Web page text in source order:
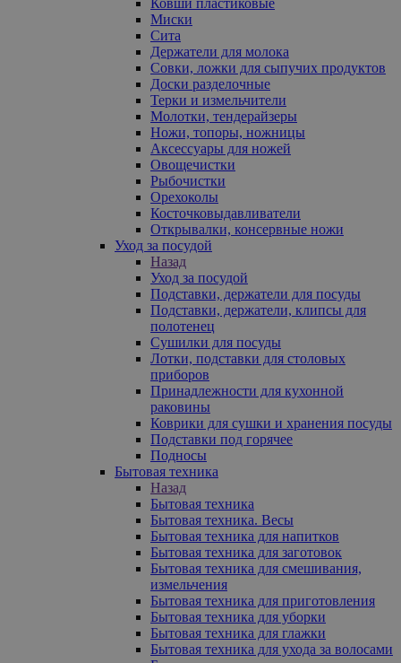
Миски
Сита
Держатели для молока
Совки, ложки для сыпучих продуктов
Доски разделочные
Терки и измельчители
Молотки, тендерайзеры
Ножи, топоры, ножницы
Аксессуары для ножей
Овощечистки
Рыбочистки
Орехоколы
Косточковыдавливатели
Открывалки, консервные ножи
Уход за посудой
Назад
Уход за посудой
Подставки, держатели для посуды
Подставки, держатели, клипсы для
полотенец
Сушилки для посуды
Лотки, подставки для столовых
приборов
Принадлежности для кухонной
раковины
Коврики для сушки и хранения посуды
Подставки под горячее
Подносы
Бытовая техника
Назад
Бытовая техника
Бытовая техника. Весы
Бытовая техника для напитков
Бытовая техника для заготовок
Бытовая техника для смешивания,
измельчения
Бытовая техника для приготовления
Бытовая техника для уборки
Бытовая техника для глажки
Бытовая техника для ухода за волосами